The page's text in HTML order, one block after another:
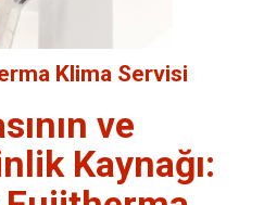
Klima Servisi
ve
Kaynağı: